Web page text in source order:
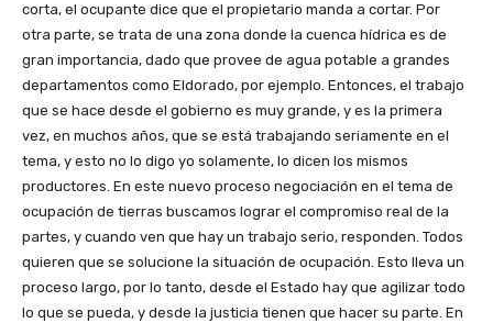
corta, el ocupante dice que el propietario manda a cortar. Por
otra parte, se trata de una zona donde la cuenca hídrica es de
gran importancia, dado que provee de agua potable a grandes
departamentos como Eldorado, por ejemplo. Entonces, el trabajo
que se hace desde el gobierno es muy grande, y es la primera
vez, en muchos años, que se está trabajando seriamente en el
tema, y esto no lo digo yo solamente, lo dicen los mismos
productores. En este nuevo proceso negociación en el tema de
ocupación de tierras buscamos lograr el compromiso real de la
partes, y cuando ven que hay un trabajo serio, responden. Todos
quieren que se solucione la situación de ocupación. Esto lleva un
proceso largo, por lo tanto, desde el Estado hay que agilizar todo
lo que se pueda, y desde la justicia tienen que hacer su parte. En